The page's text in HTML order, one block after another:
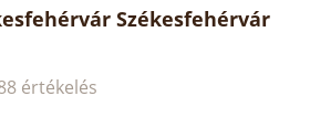
Székesfehérvár
értékelés